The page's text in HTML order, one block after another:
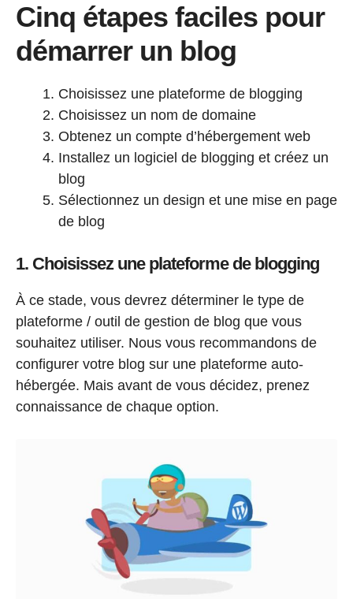
Cinq étapes faciles pour
démarrer un blog
Choisissez une plateforme de blogging
Choisissez un nom de domaine
Obtenez un compte d’hébergement web
Installez un logiciel de blogging et créez un
blog
Sélectionnez un design et une mise en page
de blog
1. Choisissez une plateforme de blogging
À ce stade, vous devrez déterminer le type de
plateforme / outil de gestion de blog que vous
souhaitez utiliser. Nous vous recommandons de
configurer votre blog sur une plateforme auto-
hébergée. Mais avant de vous décidez, prenez
connaissance de chaque option.